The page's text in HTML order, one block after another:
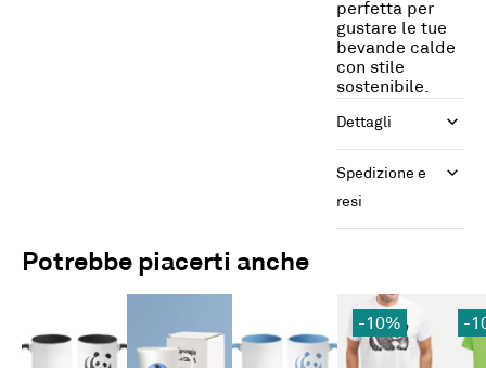
perfetta per
gustare le tue
bevande calde
con stile
sostenibile.
Dettagli
Spedizione e
resi
Potrebbe piacerti anche
-10% -